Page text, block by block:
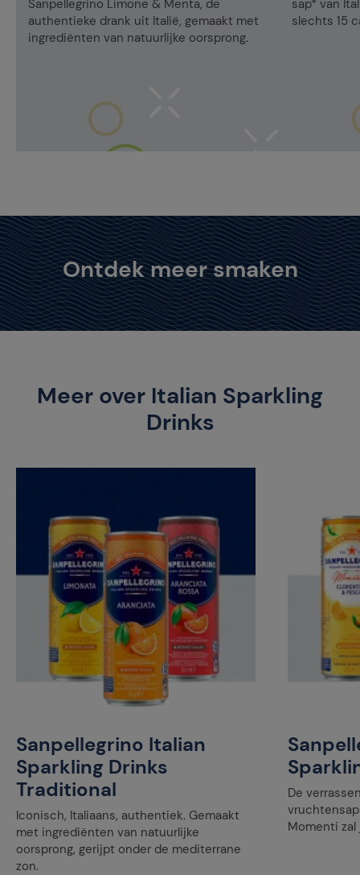
Sanpellegrino Limone & Menta, de
authentieke drank uit Italië, gemaakt met
ingrediënten van natuurlijke oorsprong.
sap* van
slechts 15
Ontdek meer smaken
Meer over Italian Sparkling
Drinks
Sanpellegrino Italian
Sparkling Drinks
Traditional
Iconisch, Italiaans, authentiek. Gemaakt
met ingrediënten van natuurlijke
oorsprong, gerijpt onder de mediterrane
zon.
De
Momenti